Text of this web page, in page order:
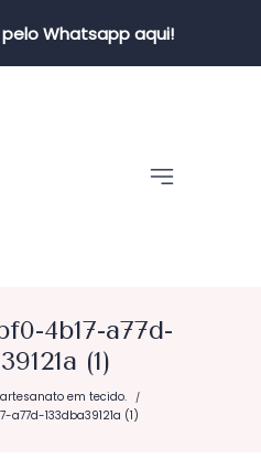
Whatsapp aqui!
4b17-a77d-
(1)
em tecido. /
a77d-133dba39121a (1)